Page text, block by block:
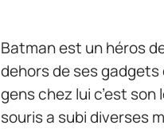
Batman est un héros
dehors de ses
gens chez lui c’est
souris a subi diverses